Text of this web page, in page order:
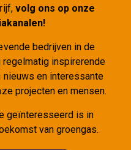
volg ons op onze
bedrijven in de
inspirerende
nieuws en interessante
projecten en mensen.
geïnteresseerd is in
van groengas.